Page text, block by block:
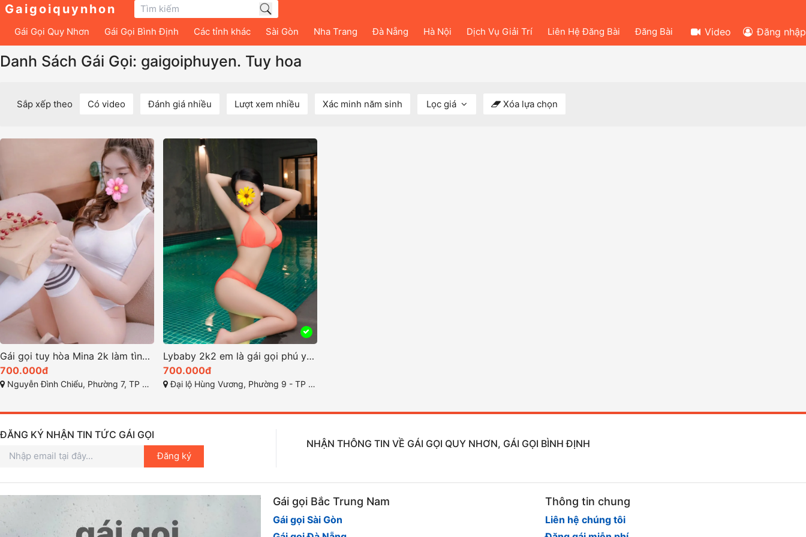
Gaigoiquynhon
Gái Gọi Quy Nhơn Gái Gọi Bình Định Các tỉnh khác Sài Gòn Nha Trang Đà Nẵng Hà Nội Dịch Vụ Giải Trí Liên Hệ Đăng Bài Đăng Bài Video Đăng nhập
Danh Sách Gái Gọi: gaigoiphuyen. Tuy hoa
Sắp xếp theo Có video Đánh giá nhiều Lượt xem nhiều Xác minh năm sinh Lọc giá Xóa lựa chọn
Gái gọi tuy hòa Mina 2k làm tình điêu luyện
700.000đ
Nguyễn Đình Chiểu, Phường 7, TP Tuy Hòa, Phú Yên
Lybaby 2k2 em là gái gọi phú yên cam kết sướng
700.000đ
Đại lộ Hùng Vương, Phường 9 - TP Tuy Hòa - Phú Yên
ĐĂNG KÝ NHẬN TIN TỨC GÁI GỌI
Đăng ký
NHẬN THÔNG TIN VỀ GÁI GỌI QUY NHƠN, GÁI GỌI BÌNH ĐỊNH
Gái gọi Bắc Trung Nam
Gái gọi Sài Gòn
Thông tin chung
Liên hệ chúng tôi